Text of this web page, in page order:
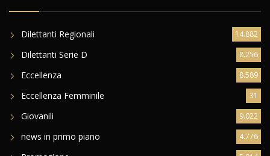
Dilettanti Regionali 14.882
Dilettanti Serie D 8.256
Eccellenza 8.589
Eccellenza Femminile 31
Giovanili 9.022
news in primo piano 4.776